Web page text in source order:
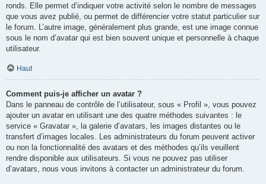
ronds. Elle permet d’indiquer votre activité selon le nombre de messages
que vous avez publié, ou permet de différencier votre statut particulier sur
le forum. L’autre image, généralement plus grande, est une image connue
sous le nom d’avatar qui est bien souvent unique et personnelle à chaque
utilisateur.
Haut
Comment puis-je afficher un avatar ?
Dans le panneau de contrôle de l’utilisateur, sous « Profil », vous pouvez
ajouter un avatar en utilisant une des quatre méthodes suivantes : le
service « Gravatar », la galerie d’avatars, les images distantes ou le
transfert d’images locales. Les administrateurs du forum peuvent activer
ou non la fonctionnalité des avatars et des méthodes qu’ils veuillent
rendre disponible aux utilisateurs. Si vous ne pouvez pas utiliser
d’avatars, nous vous invitons à contacter un administrateur du forum.